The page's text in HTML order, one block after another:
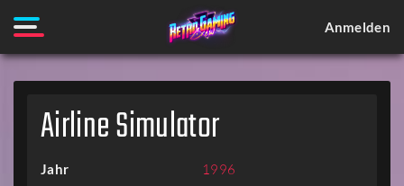
Anmelden
Airline Simulator
Jahr 1996